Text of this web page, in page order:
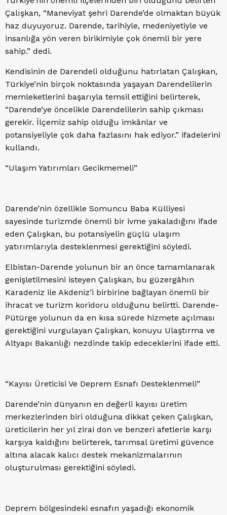
Çalışkan, “Maneviyat şehri Darende’de olmaktan büyük
haz duyuyoruz. Darende, tarihiyle, medeniyetiyle ve
insanlığa yön veren birikimiyle çok önemli bir yere
sahip.” dedi.
Kendisinin de Darendeli olduğunu hatırlatan Çalışkan,
Türkiye’nin birçok noktasında yaşayan Darendelilerin
memleketlerini başarıyla temsil ettiğini belirterek,
“Darende’ye öncelikle Darendelilerin sahip çıkması
gerekir. İlçemiz sahip olduğu imkânlar ve
potansiyeliyle çok daha fazlasını hak ediyor.” ifadelerini
kullandı.
“Ulaşım Yatırımları Gecikmemeli”
Darende’nin özellikle Somuncu Baba Külliyesi
sayesinde turizmde önemli bir ivme yakaladığını ifade
eden Çalışkan, bu potansiyelin güçlü ulaşım
yatırımlarıyla desteklenmesi gerektiğini söyledi.
Elbistan-Darende yolunun bir an önce tamamlanarak
genişletilmesini isteyen Çalışkan, bu güzergâhın
Karadeniz ile Akdeniz’i birbirine bağlayan önemli bir
ihracat ve turizm koridoru olduğunu belirtti. Darende-
Pütürge yolunun da en kısa sürede hizmete açılması
gerektiğini vurgulayan Çalışkan, konuyu Ulaştırma ve
Altyapı Bakanlığı nezdinde takip edeceklerini ifade etti.
“Kayısı Üreticisi Ve Deprem Esnafı Desteklenmeli”
Darende’nin dünyanın en değerli kayısı üretim
merkezlerinden biri olduğuna dikkat çeken Çalışkan,
üreticilerin her yıl zirai don ve benzeri afetlerle karşı
karşıya kaldığını belirterek, tarımsal üretimi güvence
altına alacak kalıcı destek mekanizmalarının
oluşturulması gerektiğini söyledi.
Deprem bölgesindeki esnafın yaşadığı ekonomik